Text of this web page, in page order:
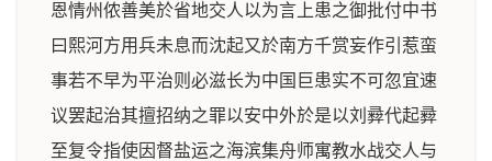
恩情州侬善美於省地交人以为言上患之御批付中书
曰熙河方用兵未息而沈起又於南方千赏妄作引惹蛮
事若不早为平治则必滋长为中国巨患实不可忽宜速
议罢起治其擅招纳之罪以安中外於是以刘彛代起彛
至复令指使因督盐运之海滨集舟师寓教水战交人与